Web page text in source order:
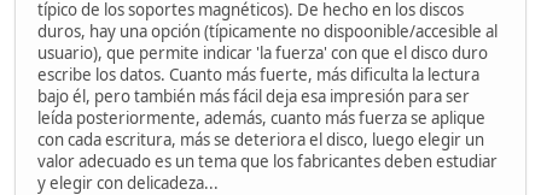
típico de los soportes magnéticos). De hecho en los discos
duros, hay una opción (típicamente no dispoonible/accesible al
usuario), que permite indicar 'la fuerza' con que el disco duro
escribe los datos. Cuanto más fuerte, más dificulta la lectura
bajo él, pero también más fácil deja esa impresión para ser
leída posteriormente, además, cuanto más fuerza se aplique
con cada escritura, más se deteriora el disco, luego elegir un
valor adecuado es un tema que los fabricantes deben estudiar
y elegir con delicadeza...